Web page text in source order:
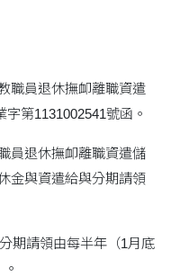
職員退休撫卹離職資遣
第1131002541號函。
員退休撫卹離職資遣儲
金與資遣給與分期請領
期請領由每半年（1月底